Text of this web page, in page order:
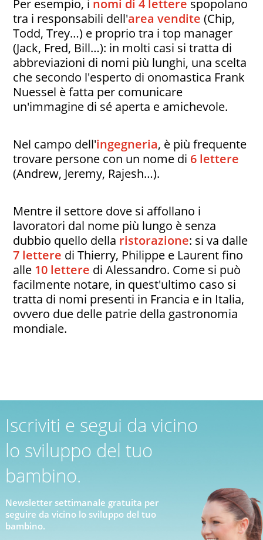
Per esempio, i nomi di 4 lettere spopolano
tra i responsabili dell'area vendite (Chip,
Todd, Trey…) e proprio tra i top manager
(Jack, Fred, Bill…): in molti casi si tratta di
abbreviazioni di nomi più lunghi, una scelta
che secondo l'esperto di onomastica Frank
Nuessel è fatta per comunicare
un'immagine di sé aperta e amichevole.
Nel campo dell'ingegneria, è più frequente
trovare persone con un nome di 6 lettere
(Andrew, Jeremy, Rajesh…).
Mentre il settore dove si affollano i
lavoratori dal nome più lungo è senza
dubbio quello della ristorazione: si va dalle
7 lettere di Thierry, Philippe e Laurent fino
alle 10 lettere di Alessandro. Come si può
facilmente notare, in quest'ultimo caso si
tratta di nomi presenti in Francia e in Italia,
ovvero due delle patrie della gastronomia
mondiale.
Iscriviti e segui da vicino
lo sviluppo del tuo
bambino.
Newsletter settimanale gratuita per
seguire da vicino lo sviluppo del tuo
bambino.